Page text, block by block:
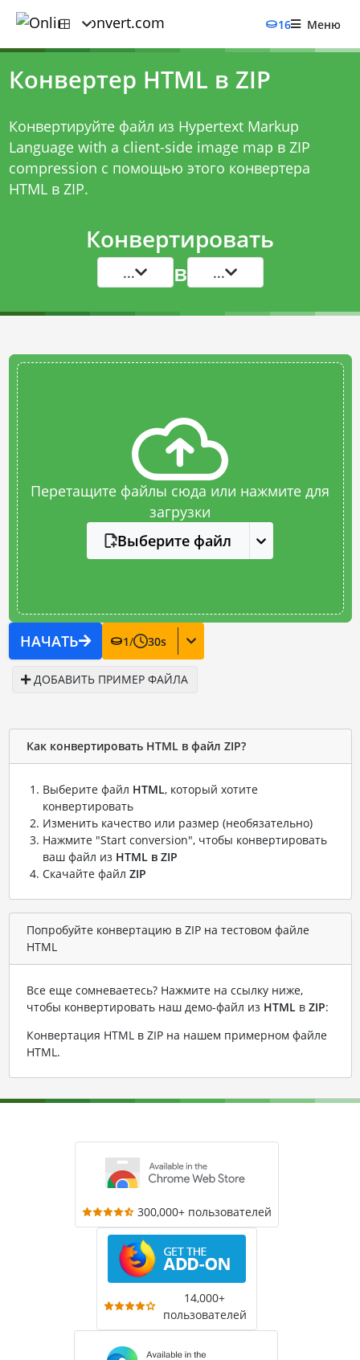
16 Меню
Конвертер HTML в ZIP
Конвертируйте файл из Hypertext Markup
Language with a client-side image map в ZIP
compression с помощью этого конвертера
HTML в ZIP.
Конвертировать
... в ...
Перетащите файлы сюда или нажмите для
загрузки
Выберите файл
НАЧАТЬ 1/ 30s
ДОБАВИТЬ ПРИМЕР ФАЙЛА
Как конвертировать HTML в файл ZIP?
Выберите файл HTML, который хотите
конвертировать
Изменить качество или размер (необязательно)
Нажмите "Start conversion", чтобы конвертировать
ваш файл из HTML в ZIP
Скачайте файл ZIP
Попробуйте конвертацию в ZIP на тестовом файле
HTML
Все еще сомневаетесь? Нажмите на ссылку ниже,
чтобы конвертировать наш демо-файл из HTML в ZIP:
Конвертация HTML в ZIP на нашем примерном файле
HTML .
300,000+ пользователей
14,000+
пользователей